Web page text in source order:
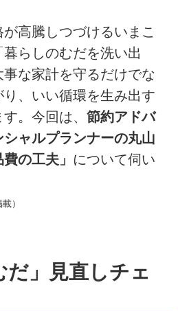
高騰しつづけるいまこ
らしのむだを洗い出
な家計を守るだけでな
り、いい循環を生み出す
。今回は、 節約アドバ
ャルプランナーの丸山
費の工夫」 について伺い
）
だ」見直しチェ